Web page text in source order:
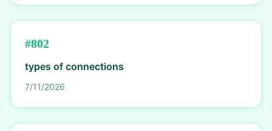
#802
types of connections
7/11/2026